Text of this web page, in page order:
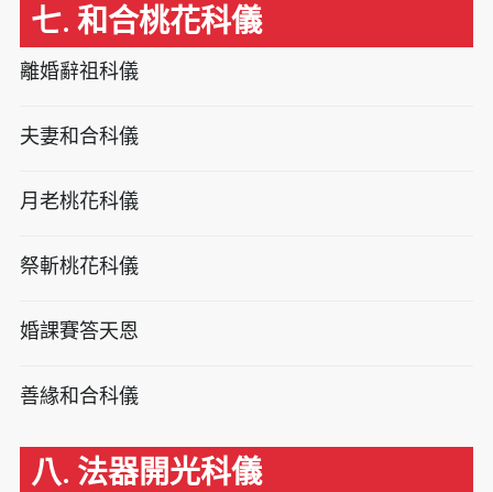
七. 和合桃花科儀
離婚辭祖科儀
夫妻和合科儀
月老桃花科儀
祭斬桃花科儀
婚課賽答天恩
善緣和合科儀
八. 法器開光科儀